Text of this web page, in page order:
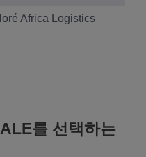
Africa Logistics
를 선택하는